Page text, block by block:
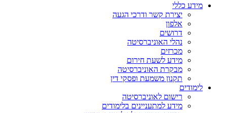
מידע כללי
יצירת קשר ודרכי הגעה
אלפון
דרושים
נהלי האוניברסיטה
מכרזים
מידע לשעת חירום
מבקרת האוניברסיטה
תקנון משמעת ופסקי דין
לימודים
רישום לאוניברסיטה
מידע למתעניינים בלימודים